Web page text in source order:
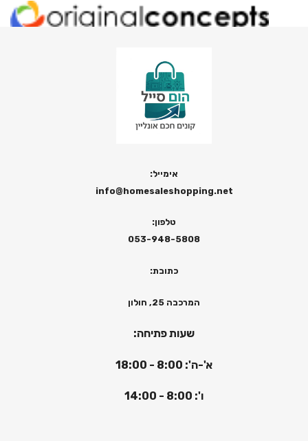
אימייל:
info@homesaleshopping.net
טלפון:
053-948-5808
כתובת:
המרכבה 25, חולון
שעות פתיחה:
א'-ה': 8:00 - 18:00
ו': 8:00 - 14:00